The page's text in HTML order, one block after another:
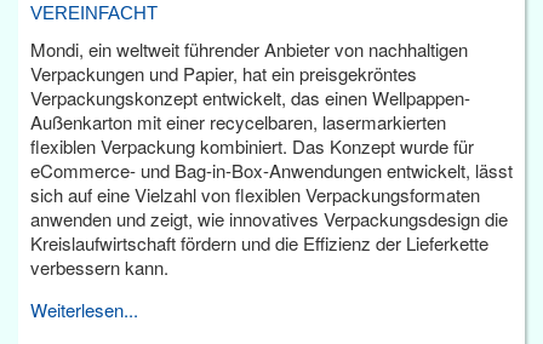
VEREINFACHT
Mondi, ein weltweit führender Anbieter von nachhaltigen
Verpackungen und Papier, hat ein preisgekröntes
Verpackungskonzept entwickelt, das einen Wellpappen-
Außenkarton mit einer recycelbaren, lasermarkierten
flexiblen Verpackung kombiniert. Das Konzept wurde für
eCommerce- und Bag-in-Box-Anwendungen entwickelt, lässt
sich auf eine Vielzahl von flexiblen Verpackungsformaten
anwenden und zeigt, wie innovatives Verpackungsdesign die
Kreislaufwirtschaft fördern und die Effizienz der Lieferkette
verbessern kann.
Weiterlesen...